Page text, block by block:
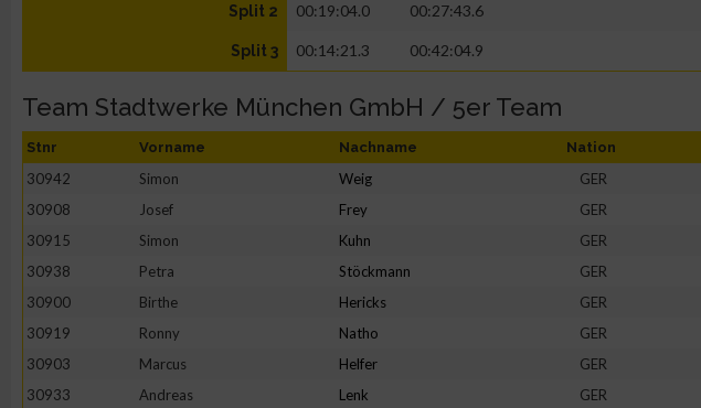
Split 2 00:19:04.0 00:27:43.6
Split 3 00:14:21.3 00:42:04.9
Team Stadtwerke München GmbH / 5er Team
Stnr Vorname Nachname Nation
30942 Simon Weig GER
30908
Josef Frey GER
30915
Simon Kuhn GER
30938
Petra Stöckmann GER
30900
Birthe Hericks GER
30919
Ronny Natho GER
30903
Marcus Helfer GER
30933
Andreas Lenk GER